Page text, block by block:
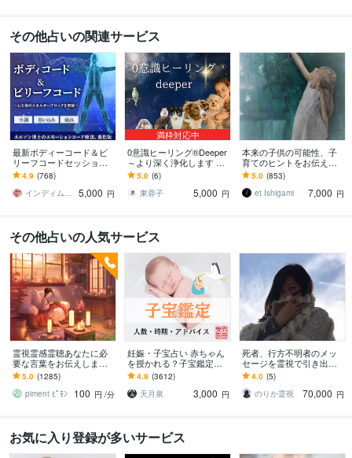
その他占いの関連サービス
最新ボディーコード＆ビ
リーフコードセッション
ます 【ブロック解除】ネ
ルソン博士のエモーショ
ンコード療法、進化版
4.9 (768)
インディムーン⭐️
5,000 円
満枠対応中
0意識ヒーリング®Deeper
～より深く浄化します 一
日に何度も浄化、祖先の
浄化、前世の浄化で深い
浄化と癒しを
5.0 (6)
東蓉子
5,000 円
本来の子供の可能性、子
育てのヒントをお伝え致
します お子さまの個性と
行動パターンのサインを
理解して、最適な育児を
5.0 (853)
et Ishigami
7,000 円
その他占いの人気サービス
霊視霊感霊聴あなたに必
要な言葉をお伝えします
〜〜例えばふとこの場所
がリアルなのかわからな
くなる瞬間に〜〜
5.0 (1285)
piment ﾋﾟﾓﾝ
100 円 /分
妊娠・子宝占い 赤ちゃん
を授かれる？子宝鑑定し
ます 子供を授かるか、授
かる時期、性別、授かる
ための行動を鑑定
4.9 (3612)
天月泉
3,000 円
死者、行方不明者のメッ
セージを霊視で引き出し
ます 探偵に頼む前に。実
績多数、特殊な霊視鑑定
となります。
4.0 (5)
のりか霊視
70,000 円
お気に入り登録が多いサービス